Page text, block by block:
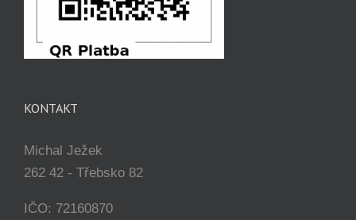
KONTAKT
Michal Ježek
262 42 - Třebsko 82
IČO: 72160870